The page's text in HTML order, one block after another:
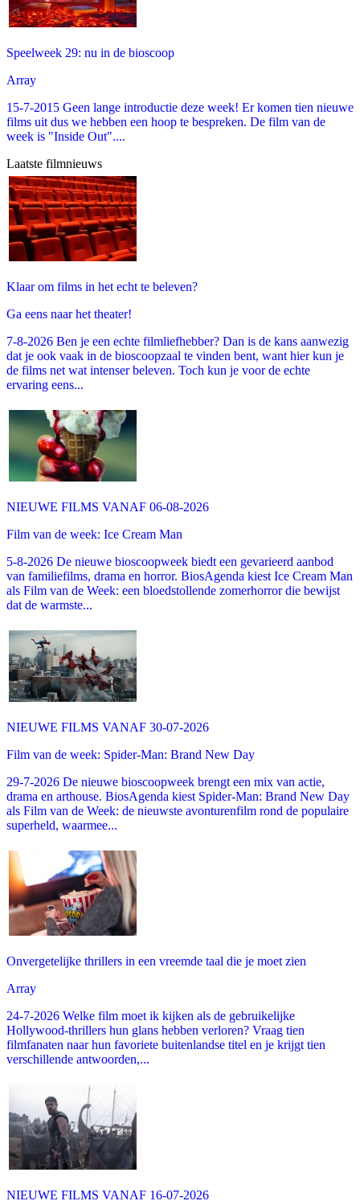
Speelweek 29: nu in de bioscoop
Array
15-7-2015 Geen lange introductie deze week! Er komen tien nieuwe
films uit dus we hebben een hoop te bespreken. De film van de
week is "Inside Out"....
Laatste filmnieuws
Klaar om films in het echt te beleven?
Ga eens naar het theater!
7-8-2026 Ben je een echte filmliefhebber? Dan is de kans aanwezig
dat je ook vaak in de bioscoopzaal te vinden bent, want hier kun je
de films net wat intenser beleven. Toch kun je voor de echte
ervaring eens...
NIEUWE FILMS VANAF 06-08-2026
Film van de week: Ice Cream Man
5-8-2026 De nieuwe bioscoopweek biedt een gevarieerd aanbod
van familiefilms, drama en horror. BiosAgenda kiest Ice Cream Man
als Film van de Week: een bloedstollende zomerhorror die bewijst
dat de warmste...
NIEUWE FILMS VANAF 30-07-2026
Film van de week: Spider-Man: Brand New Day
29-7-2026 De nieuwe bioscoopweek brengt een mix van actie,
drama en arthouse. BiosAgenda kiest Spider-Man: Brand New Day
als Film van de Week: de nieuwste avonturenfilm rond de populaire
superheld, waarmee...
Onvergetelijke thrillers in een vreemde taal die je moet zien
Array
24-7-2026 Welke film moet ik kijken als de gebruikelijke
Hollywood-thrillers hun glans hebben verloren? Vraag tien
filmfanaten naar hun favoriete buitenlandse titel en je krijgt tien
verschillende antwoorden,...
NIEUWE FILMS VANAF 16-07-2026